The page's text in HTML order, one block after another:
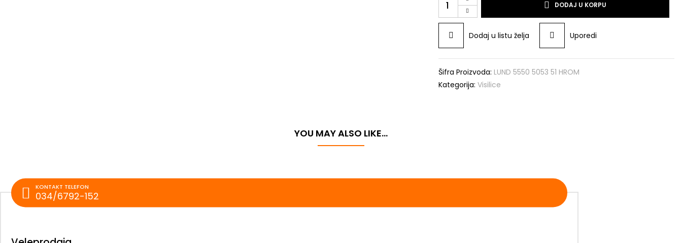
5550
5053
DODAJ U KORPU
Dodaj u listu želja Uporedi
Šifra Proizvoda: LUND 5550 5053 51 HROM
Kategorija: Visilice
YOU MAY ALSO LIKE…
KONTAKT TELEFON
034/6792-152